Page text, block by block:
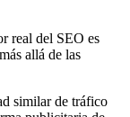
real del SEO es
allá de las
similar de tráfico